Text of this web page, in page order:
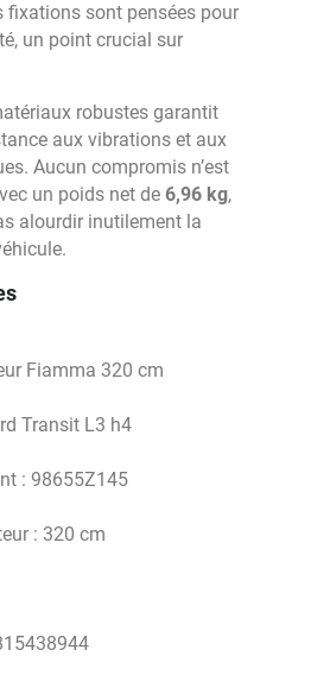
fixations sont pensées pour
un point crucial sur
robustes garantit
aux vibrations et aux
Aucun compromis n’est
un poids net de 6,96 kg,
alourdir inutilement la
Fiamma 320 cm
Transit L3 h4
: 98655Z145
: 320 cm